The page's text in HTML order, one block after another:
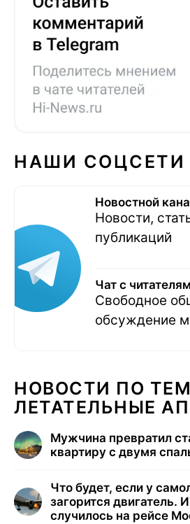
НАШИ СОЦСЕТИ
Новостной
Новости,
публикаций
Чат с
Свободное
обсуждение
НОВОСТИ ПО
ЛЕТАТЕЛЬНЫЕ
Мужчина превратил
квартиру с двумя
Что будет, если у
загорится двигатель.
случилось на рейсе